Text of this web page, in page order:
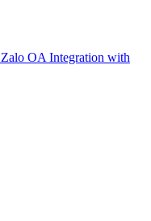
Zalo OA Integration with